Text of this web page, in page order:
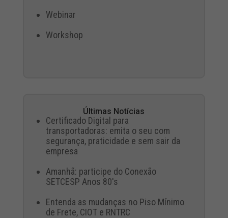
Webinar
Workshop
Últimas Notícias
Certificado Digital para
transportadoras: emita o seu com
segurança, praticidade e sem sair da
empresa
Amanhã: participe do Conexão
SETCESP Anos 80's
Entenda as mudanças no Piso Mínimo
de Frete, CIOT e RNTRC